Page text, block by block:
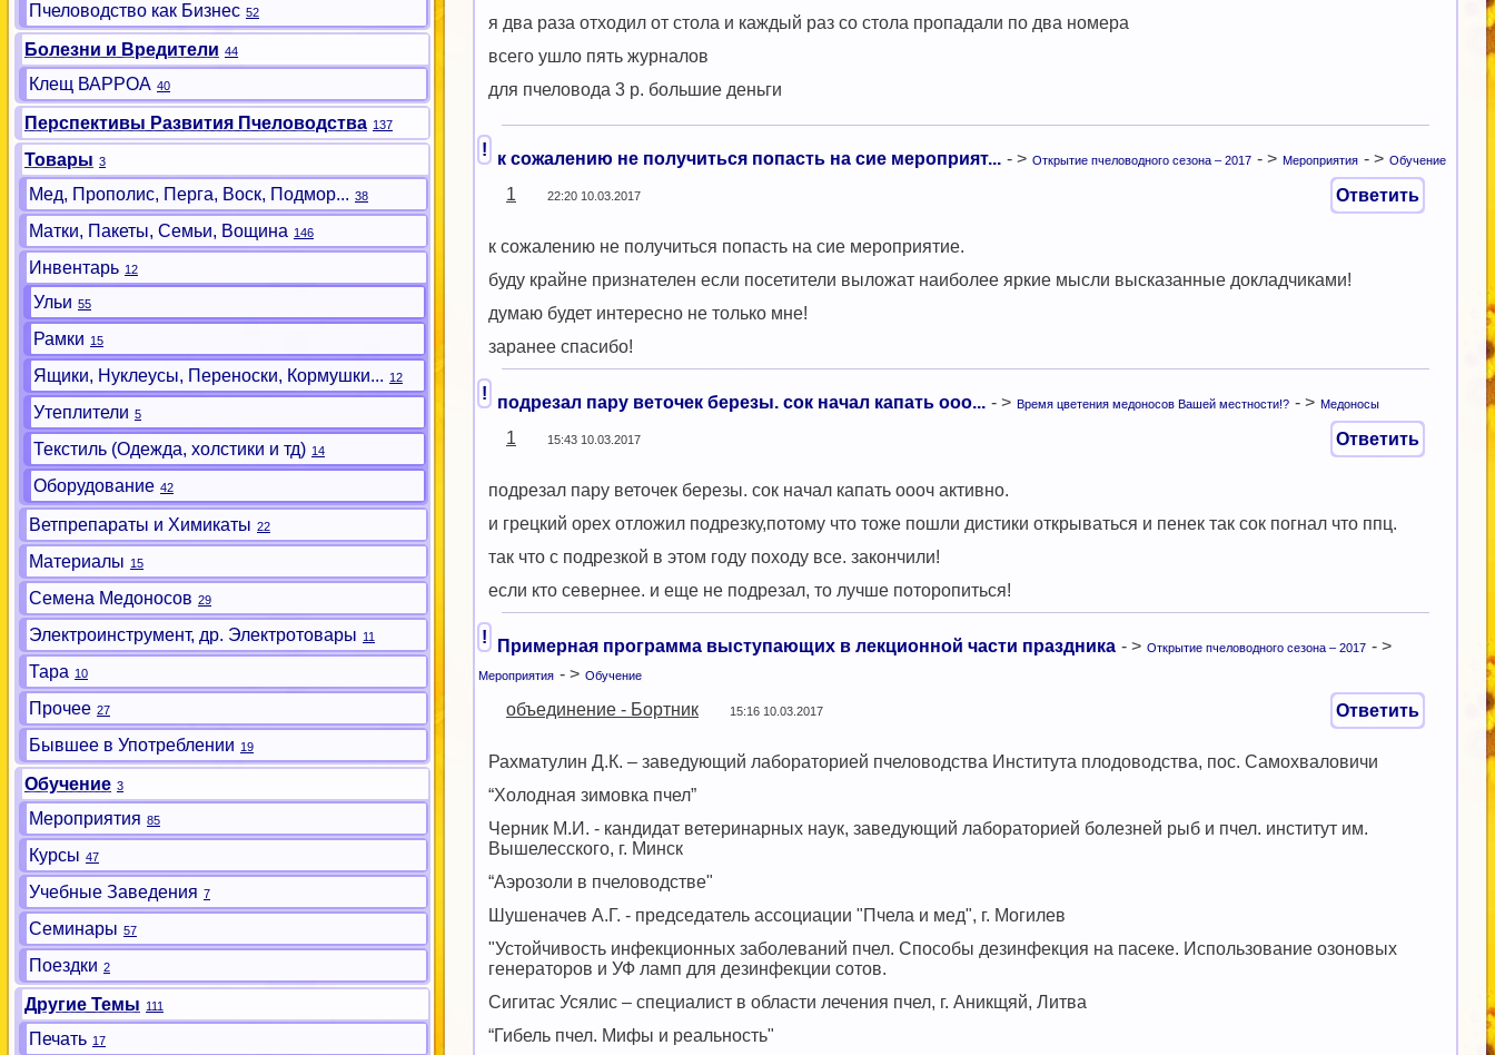
я два раза отходил от стола и каждый раз со стола пропадали по два номера
всего ушло пять журналов
для пчеловода 3 р. большие деньги
! к сожалению не получиться попасть на сие мероприят... - > Открытие пчеловодного сезона – 2017 - > Мероприятия - > Обучение
1 22:20 10.03.2017 Ответить
к сожалению не получиться попасть на сие мероприятие.
буду крайне признателен если посетители выложат наиболее яркие мысли высказанные докладчиками!
думаю будет интересно не только мне!
заранее спасибо!
! подрезал пару веточек березы. сок начал капать ооо... - > Время цветения медоносов Вашей местности!? - > Медоносы
1 15:43 10.03.2017 Ответить
подрезал пару веточек березы. сок начал капать оооч активно.
и грецкий орех отложил подрезку,потому что тоже пошли дистики открываться и пенек так сок погнал что ппц.
так что с подрезкой в этом году походу все. закончили!
если кто севернее. и еще не подрезал, то лучше поторопиться!
! Примерная программа выступающих в лекционной части праздника - > Открытие пчеловодного сезона – 2017 - >
Мероприятия - > Обучение
объединение - Бортник 15:16 10.03.2017 Ответить
Рахматулин Д.К. – заведующий лабораторией пчеловодства Института плодоводства, пос. Самохваловичи
“Холодная зимовка пчел”
Черник М.И. - кандидат ветеринарных наук, заведующий лабораторией болезней рыб и пчел. институт им.
Вышелесского, г. Минск
“Аэрозоли в пчеловодстве"
Шушеначев А.Г. - председатель ассоциации "Пчела и мед", г. Могилев
"Устойчивость инфекционных заболеваний пчел. Способы дезинфекция на пасеке. Использование озоновых
генераторов и УФ ламп для дезинфекции сотов.
Сигитас Усялис – специалист в области лечения пчел, г. Аникщяй, Литва
“Гибель пчел. Мифы и реальность"
Пчеловодство как Бизнес 52
Болезни и Вредители 44
Клещ ВАРРОА 40
Перспективы Развития Пчеловодства 137
Товары 3
Мед, Прополис, Перга, Воск, Подмор... 38
Матки, Пакеты, Семьи, Вощина 146
Инвентарь 12
Ульи 55
Рамки 15
Ящики, Нуклеусы, Переноски, Кормушки... 12
Утеплители 5
Текстиль (Одежда, холстики и тд) 14
Оборудование 42
Ветпрепараты и Химикаты 22
Материалы 15
Семена Медоносов 29
Электроинструмент, др. Электротовары 11
Тара 10
Прочее 27
Бывшее в Употреблении 19
Обучение 3
Мероприятия 85
Курсы 47
Учебные Заведения 7
Семинары 57
Поездки 2
Другие Темы 111
Печать 17